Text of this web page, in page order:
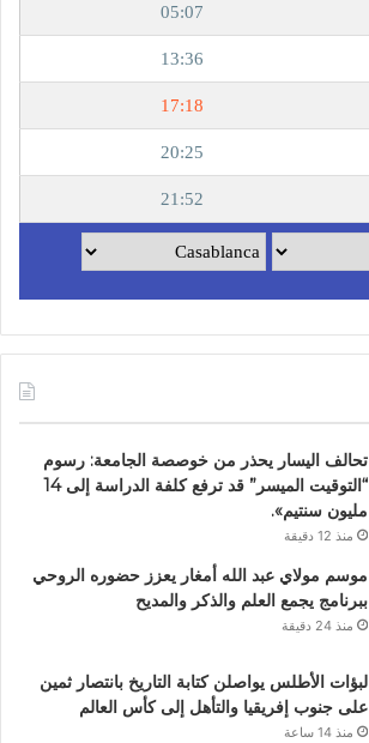
تحالف اليسار يحذر من خوصصة الجامعة: رسوم
“التوقيت الميسر” قد ترفع كلفة الدراسة إلى 14
مليون سنتيم».
منذ 12 دقيقة
موسم مولاي عبد الله أمغار يعزز حضوره الروحي
ببرنامج يجمع العلم والذكر والمديح
منذ 24 دقيقة
لبؤات الأطلس يواصلن كتابة التاريخ بانتصار ثمين
على جنوب إفريقيا والتأهل إلى كأس العالم
منذ 14 ساعة